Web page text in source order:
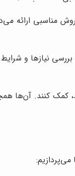
مناسبی ارائه
نیازها و شرایط
کمک کنند. آن‌ها